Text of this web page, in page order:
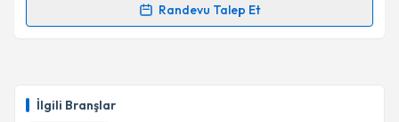
İlgili Branşlar
Kişisel verilerimin işlenmesine ilişkin
Metni'ni okudum ve kişisel verilerimin belirtilen
Randevu Talep Et
Randevu Takvimi Talebi
takvim hazırlandığında e-posta ile bilgilendireceğiz.